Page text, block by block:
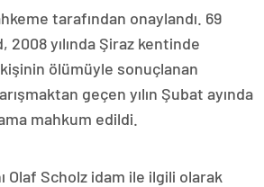
tarafından onaylandı. 69
2008 yılında Şiraz kentinde
ölümüyle sonuçlanan
geçen yılın Şubat ayında
mahkum edildi.
Olaf Scholz idam ile ilgili olarak